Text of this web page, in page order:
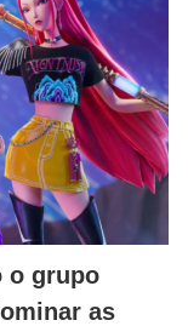
o grupo
as